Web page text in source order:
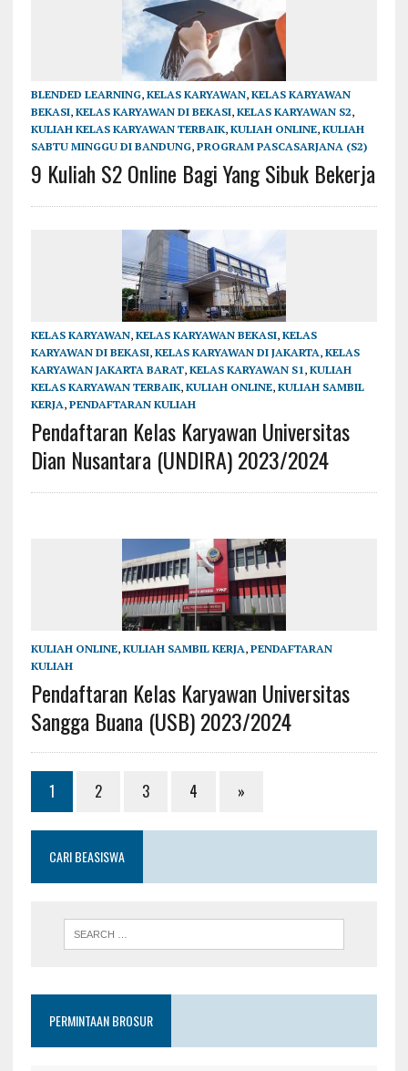
BLENDED LEARNING, KELAS KARYAWAN, KELAS KARYAWAN
BEKASI, KELAS KARYAWAN DI BEKASI, KELAS KARYAWAN S2,
KULIAH KELAS KARYAWAN TERBAIK, KULIAH ONLINE, KULIAH
SABTU MINGGU DI BANDUNG, PROGRAM PASCASARJANA (S2)
9 Kuliah S2 Online Bagi Yang Sibuk Bekerja
KELAS KARYAWAN, KELAS KARYAWAN BEKASI, KELAS
KARYAWAN DI BEKASI, KELAS KARYAWAN DI JAKARTA, KELAS
KARYAWAN JAKARTA BARAT, KELAS KARYAWAN S1 , KULIAH
KELAS KARYAWAN TERBAIK, KULIAH ONLINE, KULIAH SAMBIL
KERJA, PENDAFTARAN KULIAH
Pendaftaran Kelas Karyawan Universitas
Dian Nusantara (UNDIRA) 2023/2024
KULIAH ONLINE, KULIAH SAMBIL KERJA, PENDAFTARAN
KULIAH
Pendaftaran Kelas Karyawan Universitas
Sangga Buana (USB) 2023/2024
1 2 3 4 »
CARI BEASISWA
PERMINTAAN BROSUR